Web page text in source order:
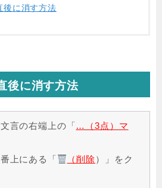
後に消す方法
後に消す方法
言の右端上の「 …（3点）マ
上にある「
（削除）」をク